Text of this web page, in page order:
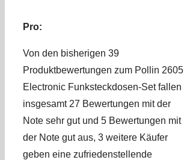
Pro:
Von den bisherigen 39
Produktbewertungen zum Pollin 2605
Electronic Funksteckdosen-Set fallen
insgesamt 27 Bewertungen mit der
Note sehr gut und 5 Bewertungen mit
der Note gut aus, 3 weitere Käufer
geben eine zufriedenstellende